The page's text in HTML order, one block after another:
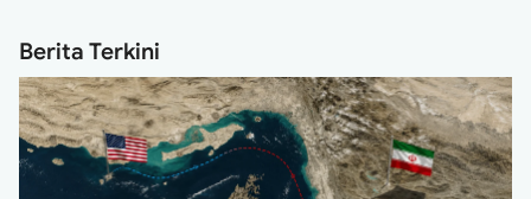
Berita Terkini